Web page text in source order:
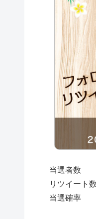
当選者数
リツイート数
当選確率